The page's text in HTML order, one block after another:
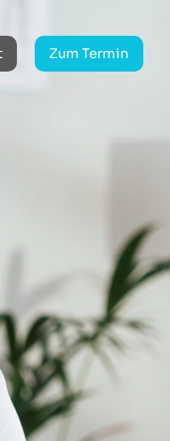
Zum Termin